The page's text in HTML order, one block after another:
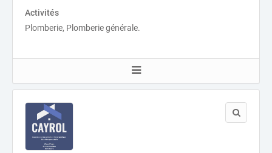
Activités
Plomberie, Plomberie générale.